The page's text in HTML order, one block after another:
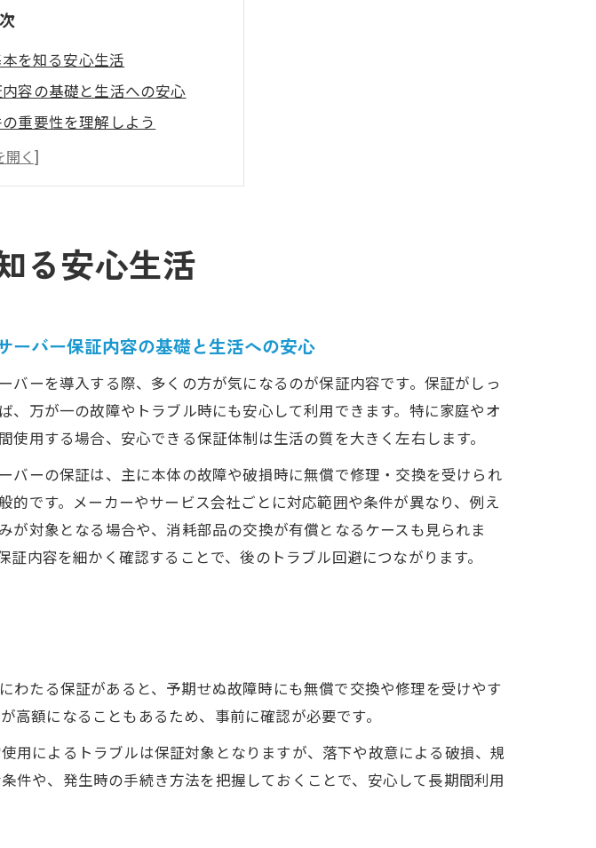
を知る安心生活
容の基礎と生活への安心
重要性を理解しよう
修理対応で安心度アップ
を正しく把握する方法
期間を比較して選ぶコツ
ポート内容とは
事前にチェックしよう
と活用法
サポートの基本と特徴を解説
メリット・デメリットとは
のサポート依頼手順を確認
の違いを知るポイント
サポートの解約時注意点
ーサーバー保証の選び方
容の違いを丁寧に比較しよう
ーサーバーの選択基準
換の条件と注意点
ト活用術
の保証利用ポイント
コツを押さえよう
る安心生活
ーバー保証内容の基礎と生活への安心
バーを導入する際、多くの方が気になるのが保証内容です。保証がしっ
、万が一の故障やトラブル時にも安心して利用できます。特に家庭やオ
使用する場合、安心できる保証体制は生活の質を大きく左右します。
バーの保証は、主に本体の故障や破損時に無償で修理・交換を受けられ
的です。メーカーやサービス会社ごとに対応範囲や条件が異なり、例え
が対象となる場合や、消耗部品の交換が有償となるケースも見られま
証内容を細かく確認することで、後のトラブル回避につながります。
わたる保証があると、予期せぬ故障時にも無償で交換や修理を受けやす
額になることもあるため、事前に確認が必要です。
用によるトラブルは保証対象となりますが、落下や故意による破損、規
件や、発生時の手続き方法を把握しておくことで、安心して長期間利用